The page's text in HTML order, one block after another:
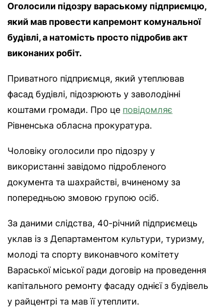
Оголосили підозру вараському підприємцю,
який мав провести капремонт комунальної
будівлі, а натомість просто підробив акт
виконаних робіт.
Приватного підприємця, який утеплював
фасад будівлі, підозрюють у заволодінні
коштами громади. Про це повідомляє
Рівненська обласна прокуратура.
Чоловіку оголосили про підозру у
використанні завідомо підробленого
документа та шахрайстві, вчиненому за
попередньою змовою групою осіб.
За даними слідства, 40-річний підприємець
уклав із з Департаментом культури, туризму,
молоді та спорту виконавчого комітету
Вараської міської ради договір на проведення
капітального ремонту фасаду однієї з будівель
у райцентрі та мав її утеплити.